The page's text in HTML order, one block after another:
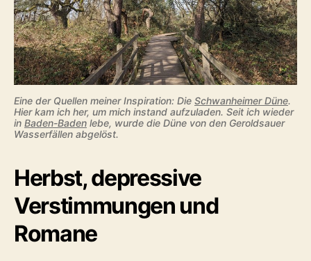
Eine der Quellen meiner Inspiration: Die Schwanheimer Düne.
Hier kam ich her, um mich instand aufzuladen. Seit ich wieder
in Baden-Baden lebe, wurde die Düne von den Geroldsauer
Wasserfällen abgelöst.
Herbst, depressive
Verstimmungen und
Romane